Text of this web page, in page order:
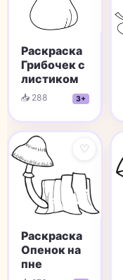
Раскраска
Грибочек с
листиком
📥 288 3+
♡
Раскраска
Опенок на
пне